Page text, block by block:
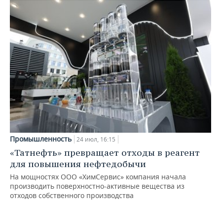
Промышленность 24 июл, 16:15
«Татнефть» превращает отходы в реагент
для повышения нефтедобычи
На мощностях ООО «ХимСервис» компания начала
производить поверхностно-активные вещества из
отходов собственного производства